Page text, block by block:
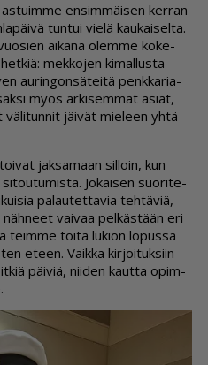
en­sim­mäi­sen ker­ran
tun­tui vie­lä kau­kai­sel­ta.
ai­ka­na olem­me ko­ke­
mek­ko­jen ki­mal­lus­ta
au­rin­gon­sä­tei­tä penk­ka­ri­a­
myös ar­ki­sem­mat asi­at,
jäi­vät mie­leen yh­tä
jak­sa­maan sil­loin, kun
Jo­kai­sen suo­ri­te­
pa­lau­tet­ta­via teh­tä­viä,
vai­vaa pel­käs­tään eri
teim­me töi­tä lu­ki­on lo­pus­sa
eteen. Vaik­ka kir­joi­tuk­siin
päi­viä, nii­den kaut­ta opim­